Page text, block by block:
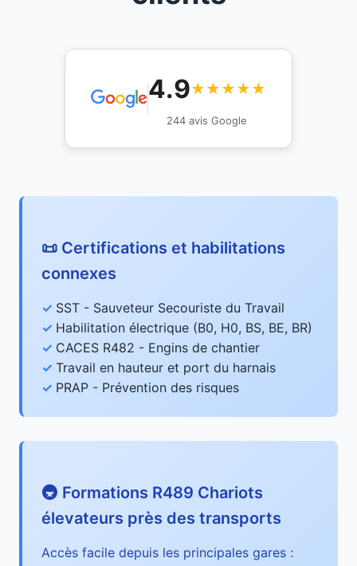
4.9★★★★★
244 avis Google
📜 Certifications et habilitations
connexes
SST - Sauveteur Secouriste du Travail
Habilitation électrique (B0, H0, BS, BE, BR)
CACES R482 - Engins de chantier
Travail en hauteur et port du harnais
PRAP - Prévention des risques
🚇 Formations R489 Chariots
élevateurs près des transports
Accès facile depuis les principales gares :